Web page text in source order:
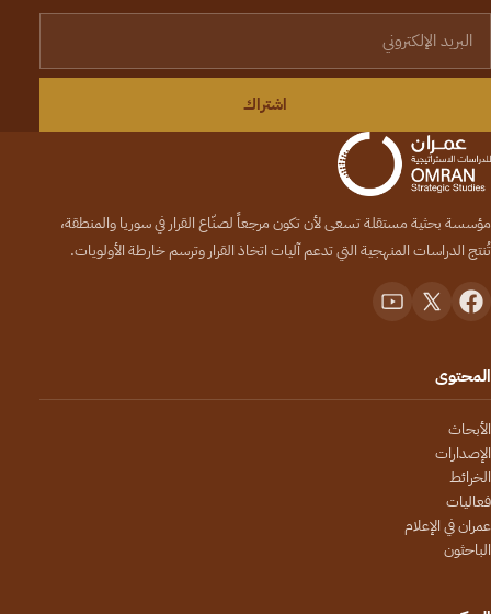
اشتراك
مؤسسة بحثية مستقلة تسعى لأن تكون مرجعاً لصنّاع القرار في سوريا والمنطقة،
تُنتج الدراسات المنهجية التي تدعم آليات اتخاذ القرار وترسم خارطة الأولويات.
المحتوى
الأبحاث
الإصدارات
الخرائط
فعاليات
عمران في الإعلام
الباحثون